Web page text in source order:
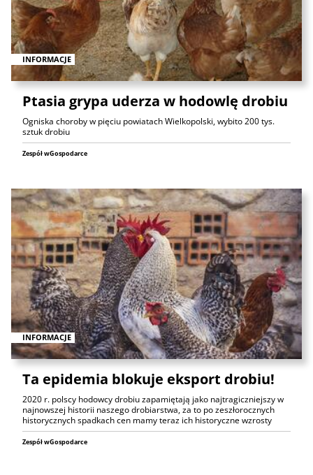
INFORMACJE
Ptasia grypa uderza w hodowlę drobiu
Ogniska choroby w pięciu powiatach Wielkopolski, wybito 200 tys.
sztuk drobiu
Zespół wGospodarce
INFORMACJE
Ta epidemia blokuje eksport drobiu!
2020 r. polscy hodowcy drobiu zapamiętają jako najtragiczniejszy w
najnowszej historii naszego drobiarstwa, za to po zeszłorocznych
historycznych spadkach cen mamy teraz ich historyczne wzrosty
Zespół wGospodarce